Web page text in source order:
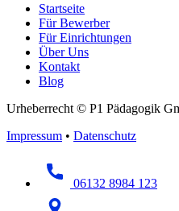
Startseite
Für Bewerber
Für Einrichtungen
Über Uns
Kontakt
Blog
Urheberrecht © P1 Pädagogik
Impressum • Datenschutz
06132 8984 123